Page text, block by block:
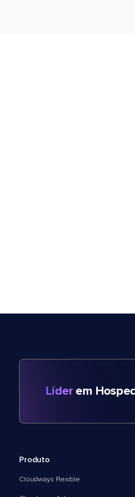
Líder em
Produto
Cloudways Flexible